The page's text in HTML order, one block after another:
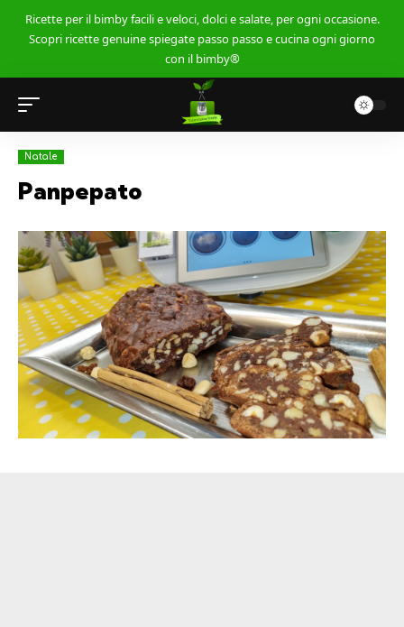
Ricette per il bimby facili e veloci, dolci e salate, per ogni occasione.
Scopri ricette genuine spiegate passo passo e cucina ogni giorno
con il bimby®
Natale
Panpepato